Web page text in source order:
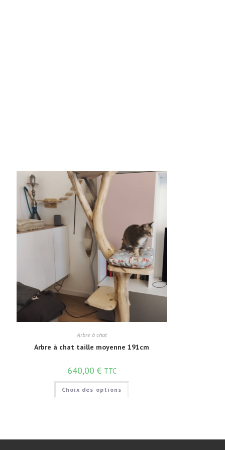
Arbre à chat
Arbre à chat taille moyenne 191cm
640,00 € TTC
Choix des options